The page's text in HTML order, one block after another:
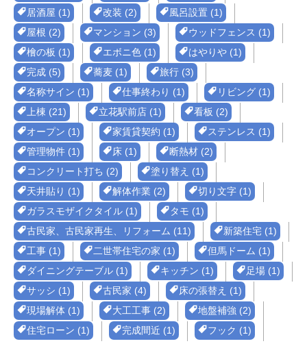
居酒屋 (1)
改装 (2)
風呂設置 (1)
屋根 (2)
マンション (3)
ウッドフェンス (1)
檜の板 (1)
エボニ色 (1)
はやりや (1)
完成 (5)
蕎麦 (1)
旅行 (3)
名称サイン (1)
仕事終わり (1)
リビング (1)
上棟 (21)
立花駅前店 (1)
看板 (2)
オープン (1)
家賃貸契約 (1)
ステンレス (1)
管理物件 (1)
床 (1)
断熱材 (2)
コンクリート打ち (2)
塗り替え (1)
天井貼り (1)
解体作業 (2)
切り文字 (1)
ガラスモザイクタイル (1)
タモ (1)
古民家、古民家再生、リフォーム (11)
新築住宅 (1)
工事 (1)
二世帯住宅の家 (1)
但馬ドーム (1)
ダイニングテーブル (1)
キッチン (1)
足場 (1)
サッシ (1)
古民家 (4)
床の張替え (1)
現場解体 (1)
大工工事 (2)
地盤補強 (2)
住宅ローン (1)
完成間近 (1) フック (1)